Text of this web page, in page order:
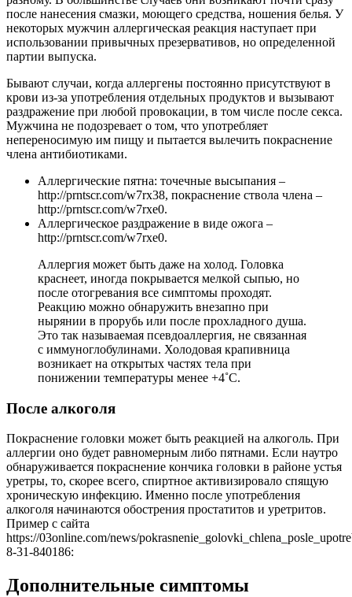
после нанесения смазки, моющего средства, ношения белья. У
некоторых мужчин аллергическая реакция наступает при
использовании привычных презервативов, но определенной
партии выпуска.
Бывают случаи, когда аллергены постоянно присутствуют в
крови из-за употребления отдельных продуктов и вызывают
раздражение при любой провокации, в том числе после секса.
Мужчина не подозревает о том, что употребляет
непереносимую им пищу и пытается вылечить покраснение
члена антибиотиками.
Аллергические пятна: точечные высыпания –
http://prntscr.com/w7rx38, покраснение ствола члена –
http://prntscr.com/w7rxe0.
Аллергическое раздражение в виде ожога –
http://prntscr.com/w7rxe0.
Аллергия может быть даже на холод. Головка
краснеет, иногда покрывается мелкой сыпью, но
после отогревания все симптомы проходят.
Реакцию можно обнаружить внезапно при
нырянии в прорубь или после прохладного душа.
Это так называемая псевдоаллергия, не связанная
с иммуноглобулинами. Холодовая крапивница
возникает на открытых частях тела при
понижении температуры менее +4˚С.
После алкоголя
Покраснение головки может быть реакцией на алкоголь. При
аллергии оно будет равномерным либо пятнами. Если наутро
обнаруживается покраснение кончика головки в районе устья
уретры, то, скорее всего, спиртное активизировало спящую
хроническую инфекцию. Именно после употребления
алкоголя начинаются обострения простатитов и уретритов.
Пример с сайта
https://03online.com/news/
8-31-840186:
Дополнительные симптомы